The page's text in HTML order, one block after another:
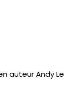
auteur Andy